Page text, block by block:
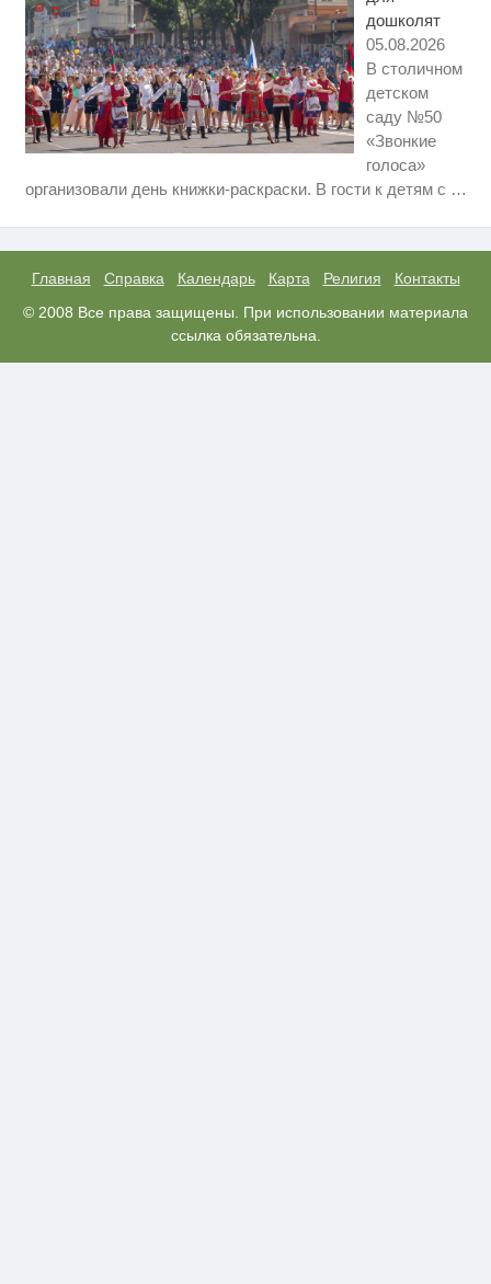
дошколят
05.08.2026
В столичном
детском
саду №50
«Звонкие
голоса»
организовали день книжки-раскраски. В гости к детям с …
Главная Справка Календарь Карта Религия
Контакты
© 2008 Все права защищены. При использовании материала
ссылка обязательна.
Крыма: Что люди вытворяют,
i
Канадская гимнастка Беззубенко
призналась, чем ее
разочаровала Москва